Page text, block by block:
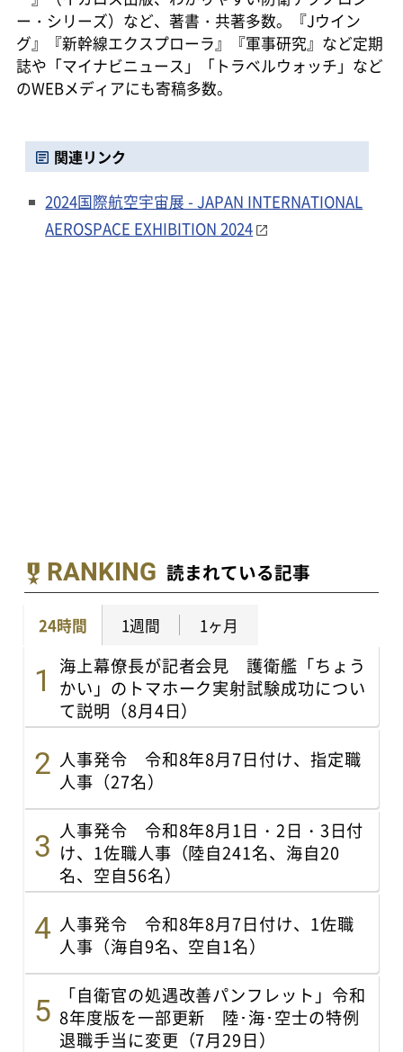
ー・シリーズ）など、著書・共著多数。『Jウイン
グ』『新幹線エクスプローラ』『軍事研究』など定期
誌や「マイナビニュース」「トラベルウォッチ」など
のWEBメディアにも寄稿多数。
関連リンク
2024国際航空宇宙展 - JAPAN INTERNATIONAL
AEROSPACE EXHIBITION 2024
RANKING 読まれている記事
24時間 1週間 1ヶ月
海上幕僚長が記者会見 護衛艦「ちょう
かい」のトマホーク実射試験成功につい
て説明（8月4日）
人事発令 令和8年8月7日付け、指定職
人事（27名）
人事発令 令和8年8月1日・2日・3日付
け、1佐職人事（陸自241名、海自20
名、空自56名）
人事発令 令和8年8月7日付け、1佐職
人事（海自9名、空自1名）
「自衛官の処遇改善パンフレット」令和
8年度版を一部更新 陸･海･空士の特例
退職手当に変更（7月29日）